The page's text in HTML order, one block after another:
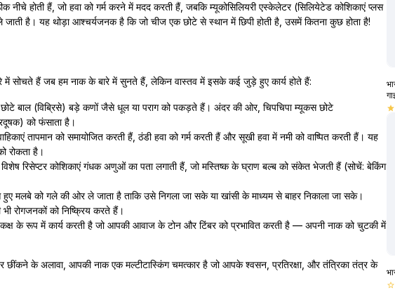
नीचे होती हैं, जो हवा को गर्म करने में मदद करती हैं, जबकि म्यूकोसिलियरी एस्केलेटर (सिलियेटेड कोशिकाएं प्लस
है। यह थोड़ा आश्चर्यजनक है कि जो चीज एक छोटे से स्थान में छिपी होती है, उसमें कितना कुछ होता है!
सोचते हैं जब हम नाक के बारे में सुनते हैं, लेकिन वास्तव में इसके कई जुड़े हुए कार्य होते हैं:
बाल (विब्रिसे) बड़े कणों जैसे धूल या पराग को पकड़ते हैं। अंदर की ओर, चिपचिपा म्यूकस छोटे
को फंसाता है।
तापमान को समायोजित करती हैं, ठंडी हवा को गर्म करती हैं और सूखी हवा में नमी को वाष्पित करती हैं। यह
रोकता है।
विशेष रिसेप्टर कोशिकाएं गंधक अणुओं का पता लगाती हैं, जो मस्तिष्क के घ्राण बल्ब को संकेत भेजती हैं (सोचें: बेकिंग
मलबे को गले की ओर ले जाता है ताकि उसे निगला जा सके या खांसी के माध्यम से बाहर निकाला जा सके।
रोगजनकों को निष्क्रिय करते हैं।
कक्ष के रूप में कार्य करती है जो आपकी आवाज के टोन और टिंबर को प्रभावित करती है — अपनी नाक को चुटकी में
छींकने के अलावा, आपकी नाक एक मल्टीटास्किंग चमत्कार है जो आपके श्वसन, प्रतिरक्षा, और तंत्रिका तंत्र के
star
star_border